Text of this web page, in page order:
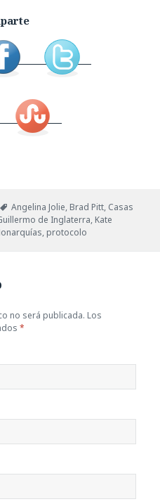
Etiquetas
Angelina Jolie, Brad Pitt, Casas
de Inglaterra, Kate
, protocolo
no será publicada. Los
*